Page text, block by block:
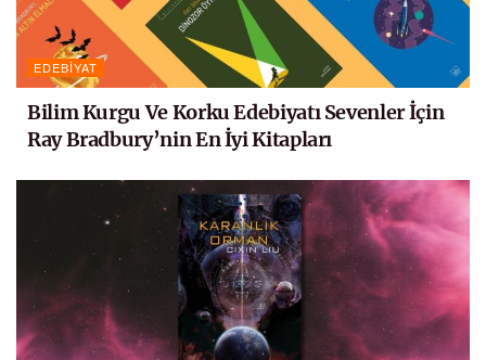
EDEBIYAT
Bilim Kurgu Ve Korku Edebiyatı Sevenler İçin
Ray Bradbury’nin En İyi Kitapları